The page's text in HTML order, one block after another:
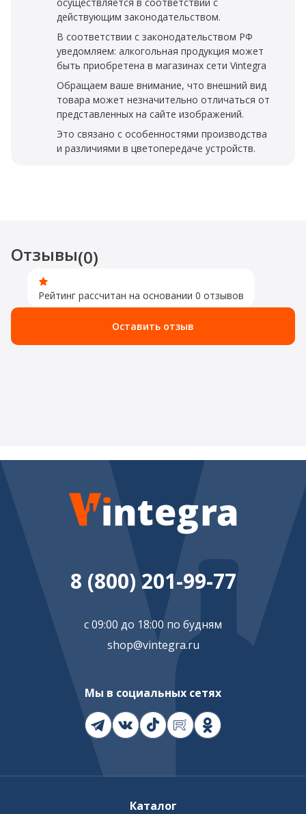
действующим законодательством.
В соответствии с законодательством РФ
уведомляем: алкогольная продукция может
быть приобретена в магазинах сети Vintegra
Обращаем ваше внимание, что внешний вид
товара может незначительно отличаться от
представленных на сайте изображений.
Это связано с особенностями производства
и различиями в цветопередаче устройств.
Отзывы(0)
Рейтинг рассчитан на основании 0 отзывов
Оставить отзыв
8 (800) 201-99-77
с 09:00 до 18:00 по будням
shop@vintegra.ru
Мы в социальных сетях
Каталог